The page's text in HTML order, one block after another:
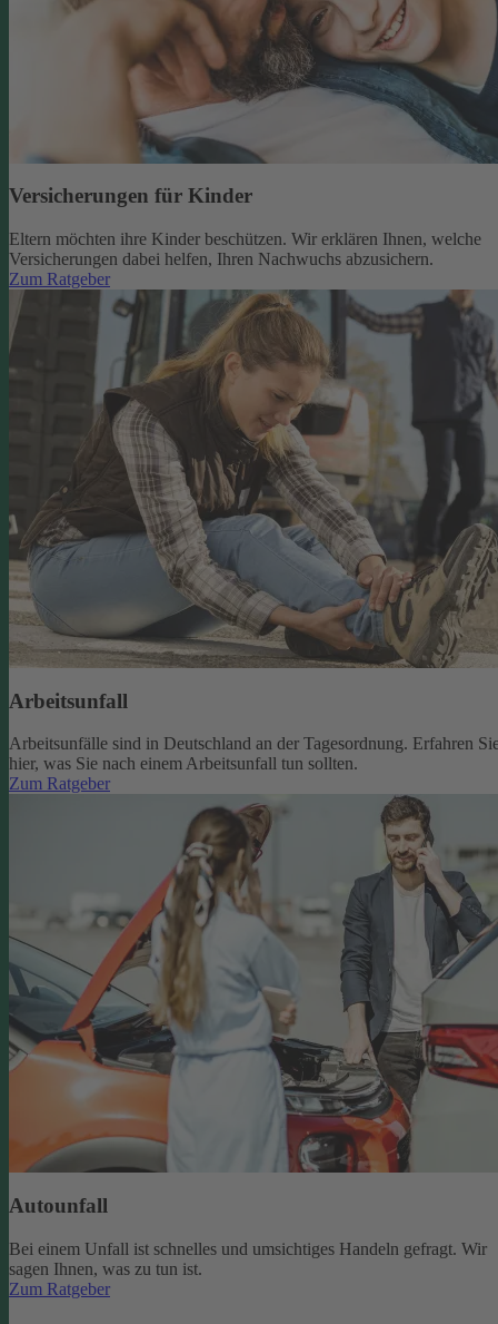
Versicherungen für Kinder
Eltern möchten ihre Kinder beschützen. Wir erklären Ihnen, welche
Versicherungen dabei helfen, Ihren Nachwuchs abzusichern.
Zum Ratgeber
Arbeitsunfall
Arbeitsunfälle sind in Deutschland an der Tagesordnung. Erfahren
hier, was Sie nach einem Arbeitsunfall tun sollten.
Zum Ratgeber
Autounfall
Bei einem Unfall ist schnelles und umsichtiges Handeln gefragt. Wir
sagen Ihnen, was zu tun ist.
Zum Ratgeber